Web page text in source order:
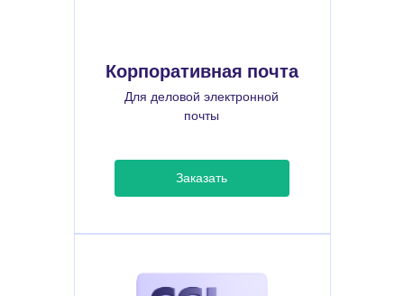
Корпоративная почта
Для деловой электронной
почты
Заказать